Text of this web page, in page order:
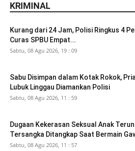
KRIMINAL
Kurang dari 24 Jam, Polisi Ringkus 4
Curas SPBU Empat...
Sabtu, 08 Agu 2026, 19 : 09
Sabu Disimpan dalam Kotak Rokok,
Lubuk Linggau Diamankan Polisi
Sabtu, 08 Agu 2026, 11 : 59
Dugaan Kekerasan Seksual Anak
Tersangka Ditangkap Saat Bermain
Sabtu, 08 Agu 2026, 11 : 57